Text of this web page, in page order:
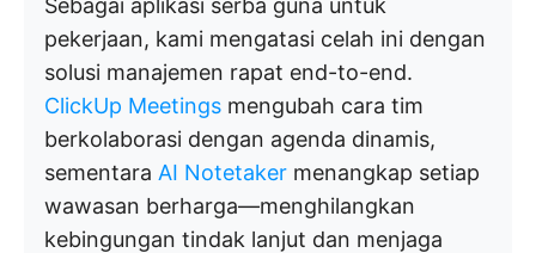
Sebagai aplikasi serba guna untuk
pekerjaan, kami mengatasi celah ini dengan
solusi manajemen rapat end-to-end.
ClickUp Meetings mengubah cara tim
berkolaborasi dengan agenda dinamis,
sementara AI Notetaker menangkap setiap
wawasan berharga—menghilangkan
kebingungan tindak lanjut dan menjaga